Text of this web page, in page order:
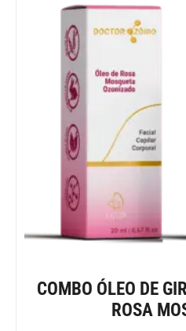
COMBO ÓLEO DE
ROSA